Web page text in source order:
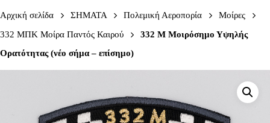
Αρχική σελίδα ΣΗΜΑΤΑ Πολεμική Αεροπορία
Μοίρες
332 ΜΠΚ Μοίρα Παντός Καιρού
332 Μ Μοιρόσημο Υψηλής
Ορατότητας (νέο σήμα – επίσημο)